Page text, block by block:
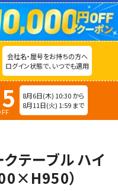
会社名・屋号をお持ちの方へ
ログイン状態で、いつでも適用
5
8月6日(木) 10:30 から
8月11日(火) 1:59 まで
テーブル ハイ
）